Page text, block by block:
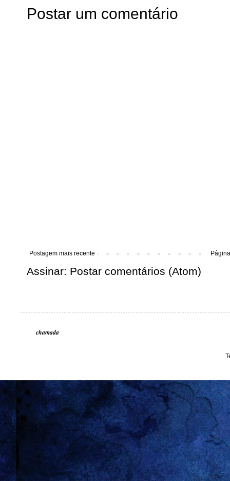
Postar um comentário
Postagem mais recente
Assinar: Postar comentários (Atom)
chamada